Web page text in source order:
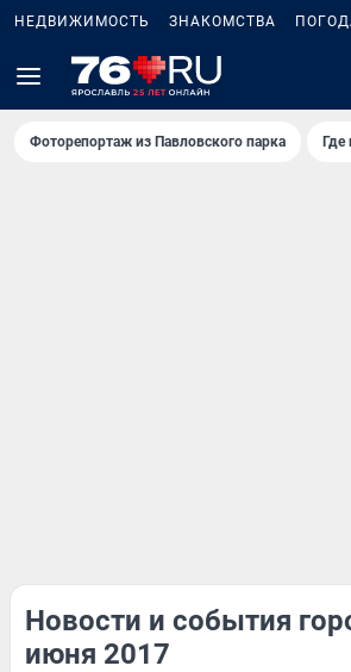
НЕДВИЖИМОСТЬ ЗНАКОМСТВА
Фоторепортаж из Павловского парка
Новости и события
июня 2017